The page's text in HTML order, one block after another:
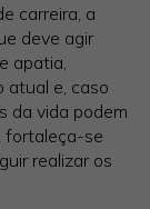
carreira, a
deve agir
apatia,
atual e, caso
da vida podem
fortaleça-se
realizar os